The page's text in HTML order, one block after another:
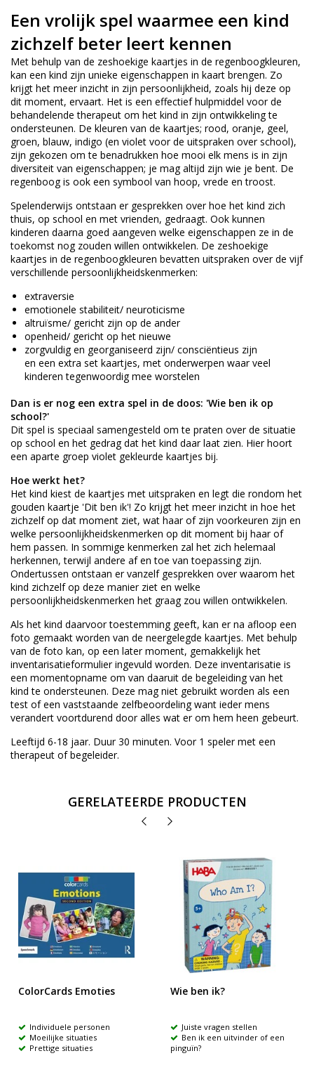
Een vrolijk spel waarmee een kind
zichzelf beter leert kennen
Met behulp van de zeshoekige kaartjes in de regenboogkleuren,
kan een kind zijn unieke eigenschappen in kaart brengen. Zo
krijgt het meer inzicht in zijn persoonlijkheid, zoals hij deze op
dit moment, ervaart. Het is een effectief hulpmiddel voor de
behandelende therapeut om het kind in zijn ontwikkeling te
ondersteunen. De kleuren van de kaartjes; rood, oranje, geel,
groen, blauw, indigo (en violet voor de uitspraken over school),
zijn gekozen om te benadrukken hoe mooi elk mens is in zijn
diversiteit van eigenschappen; je mag altijd zijn wie je bent. De
regenboog is ook een symbool van hoop, vrede en troost.
Spelenderwijs ontstaan er gesprekken over hoe het kind zich
thuis, op school en met vrienden, gedraagt. Ook kunnen
kinderen daarna goed aangeven welke eigenschappen ze in de
toekomst nog zouden willen ontwikkelen. De zeshoekige
kaartjes in de regenboogkleuren bevatten uitspraken over de vijf
verschillende persoonlijkheidskenmerken:
extraversie
emotionele stabiliteit/ neuroticisme
altruïsme/ gericht zijn op de ander
openheid/ gericht op het nieuwe
zorgvuldig en georganiseerd zijn/ consciëntieus zijn
en een extra set kaartjes, met onderwerpen waar veel
kinderen tegenwoordig mee worstelen
Dan is er nog een extra spel in de doos: 'Wie ben ik op
school?'
Dit spel is speciaal samengesteld om te praten over de situatie
op school en het gedrag dat het kind daar laat zien. Hier hoort
een aparte groep violet gekleurde kaartjes bij.
Hoe werkt het?
Het kind kiest de kaartjes met uitspraken en legt die rondom het
gouden kaartje 'Dit ben ik'! Zo krijgt het meer inzicht in hoe het
zichzelf op dat moment ziet, wat haar of zijn voorkeuren zijn en
welke persoonlijkheidskenmerken op dit moment bij haar of
hem passen. In sommige kenmerken zal het zich helemaal
herkennen, terwijl andere af en toe van toepassing zijn.
Ondertussen ontstaan er vanzelf gesprekken over waarom het
kind zichzelf op deze manier ziet en welke
persoonlijkheidskenmerken het graag zou willen ontwikkelen.
Als het kind daarvoor toestemming geeft, kan er na afloop een
foto gemaakt worden van de neergelegde kaartjes. Met behulp
van de foto kan, op een later moment, gemakkelijk het
inventarisatieformulier ingevuld worden. Deze inventarisatie is
een momentopname om van daaruit de begeleiding van het
kind te ondersteunen. Deze mag niet gebruikt worden als een
test of een vaststaande zelfbeoordeling want ieder mens
verandert voortdurend door alles wat er om hem heen gebeurt.
Leeftijd 6-18 jaar. Duur 30 minuten. Voor 1 speler met een
therapeut of begeleider.
GERELATEERDE PRODUCTEN
ColorCards Emoties
Individuele personen
Moeilijke situaties
Prettige situaties
Wie ben ik?
Juiste vragen stellen
Ben ik een uitvinder of een
pinguïn?